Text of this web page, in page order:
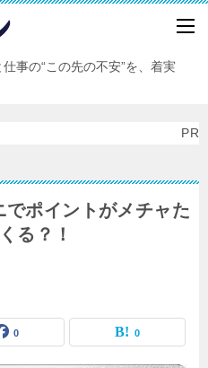
事の“この先の不安”を、着実
PR
ポイントがメチャた
る？！
0 0